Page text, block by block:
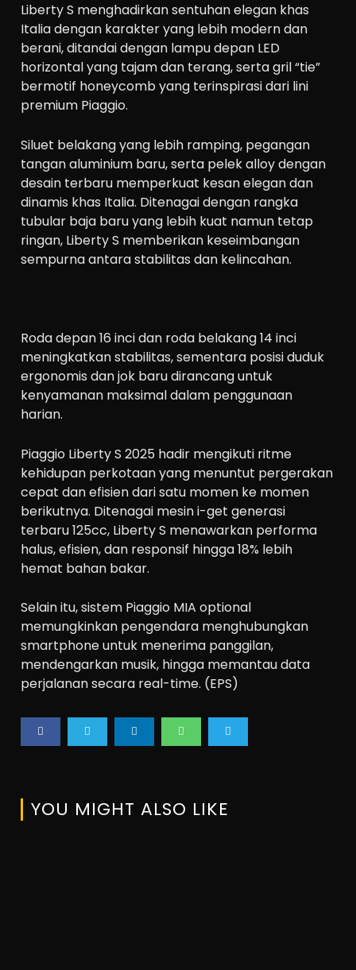
Liberty S menghadirkan sentuhan elegan khas
Italia dengan karakter yang lebih modern dan
berani, ditandai dengan lampu depan LED
horizontal yang tajam dan terang, serta gril “tie”
bermotif honeycomb yang terinspirasi dari lini
premium Piaggio.
Siluet belakang yang lebih ramping, pegangan
tangan aluminium baru, serta pelek alloy dengan
desain terbaru memperkuat kesan elegan dan
dinamis khas Italia. Ditenagai dengan rangka
tubular baja baru yang lebih kuat namun tetap
ringan, Liberty S memberikan keseimbangan
sempurna antara stabilitas dan kelincahan.
Roda depan 16 inci dan roda belakang 14 inci
meningkatkan stabilitas, sementara posisi duduk
ergonomis dan jok baru dirancang untuk
kenyamanan maksimal dalam penggunaan
harian.
Piaggio Liberty S 2025 hadir mengikuti ritme
kehidupan perkotaan yang menuntut pergerakan
cepat dan efisien dari satu momen ke momen
berikutnya. Ditenagai mesin i-get generasi
terbaru 125cc, Liberty S menawarkan performa
halus, efisien, dan responsif hingga 18% lebih
hemat bahan bakar.
Selain itu, sistem Piaggio MIA optional
memungkinkan pengendara menghubungkan
smartphone untuk menerima panggilan,
mendengarkan musik, hingga memantau data
perjalanan secara real-time. (EPS)
YOU MIGHT ALSO LIKE